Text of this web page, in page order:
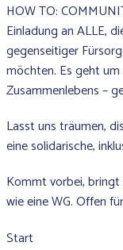
HOW TO:
Einladung an ALLE,
gegenseitiger
möchten. Es geht
Zusammenlebens –
Lasst uns träumen,
eine solidarische,
Kommt vorbei,
wie eine WG. Offen
Start